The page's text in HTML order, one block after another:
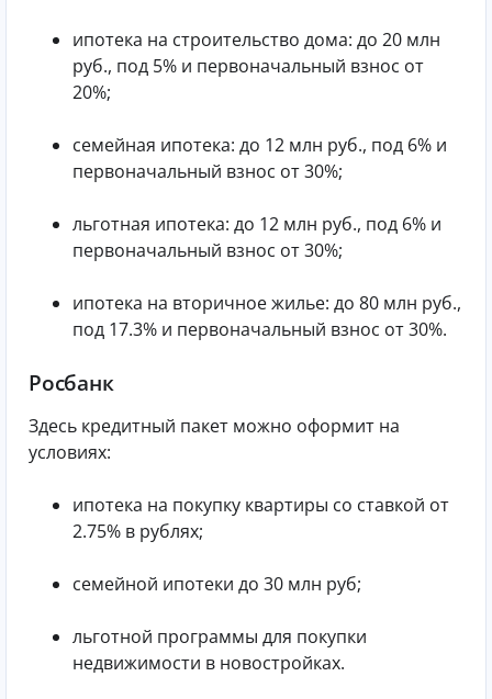
ипотека на строительство дома: до 20 млн
руб., под 5% и первоначальный взнос от
20%;
семейная ипотека: до 12 млн руб., под 6% и
первоначальный взнос от 30%;
льготная ипотека: до 12 млн руб., под 6% и
первоначальный взнос от 30%;
ипотека на вторичное жилье: до 80 млн руб.,
под 17.3% и первоначальный взнос от 30%.
Росбанк
Здесь кредитный пакет можно оформит на
условиях:
ипотека на покупку квартиры со ставкой от
2.75% в рублях;
семейной ипотеки до 30 млн руб;
льготной программы для покупки
недвижимости в новостройках.